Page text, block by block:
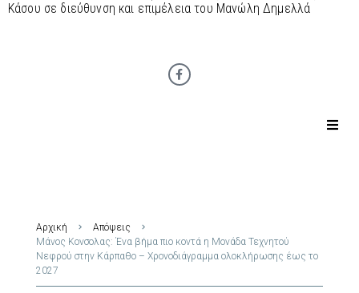
Κάσου σε διεύθυνση και επιμέλεια του Μανώλη Δημελλά
Αρχική
Απόψεις
Μάνος Κονσολας: Ένα βήμα πιο κοντά η Μονάδα Τεχνητού
Νεφρού στην Κάρπαθο – Χρονοδιάγραμμα ολοκλήρωσης έως το
2027